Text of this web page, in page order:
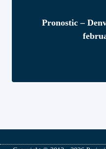
Pronostic –